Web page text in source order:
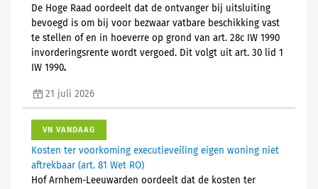
De Hoge Raad oordeelt dat de ontvanger bij uitsluiting
bevoegd is om bij voor bezwaar vatbare beschikking vast
te stellen of en in hoeverre op grond van art. 28c IW 1990
invorderingsrente wordt vergoed. Dit volgt uit art. 30 lid 1
IW 1990.
21 juli 2026
VN VANDAAG
Kosten ter voorkoming executieveiling eigen woning niet
aftrekbaar (art. 81 Wet RO)
Hof Arnhem-Leeuwarden oordeelt dat de kosten ter